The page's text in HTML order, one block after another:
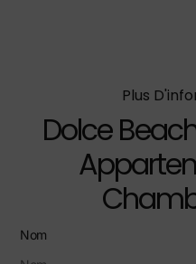
Plus
Dolce
Nom